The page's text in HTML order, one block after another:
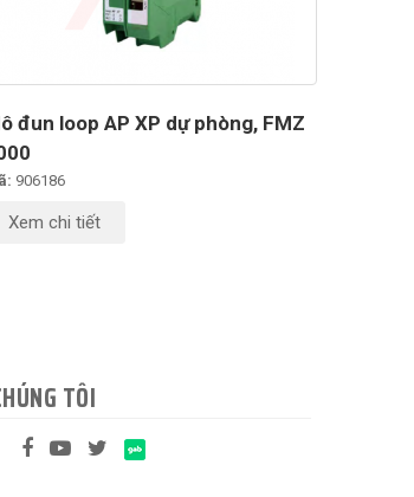
đun loop AP XP dự phòng, FMZ
906186
Xem chi tiết
TÔI